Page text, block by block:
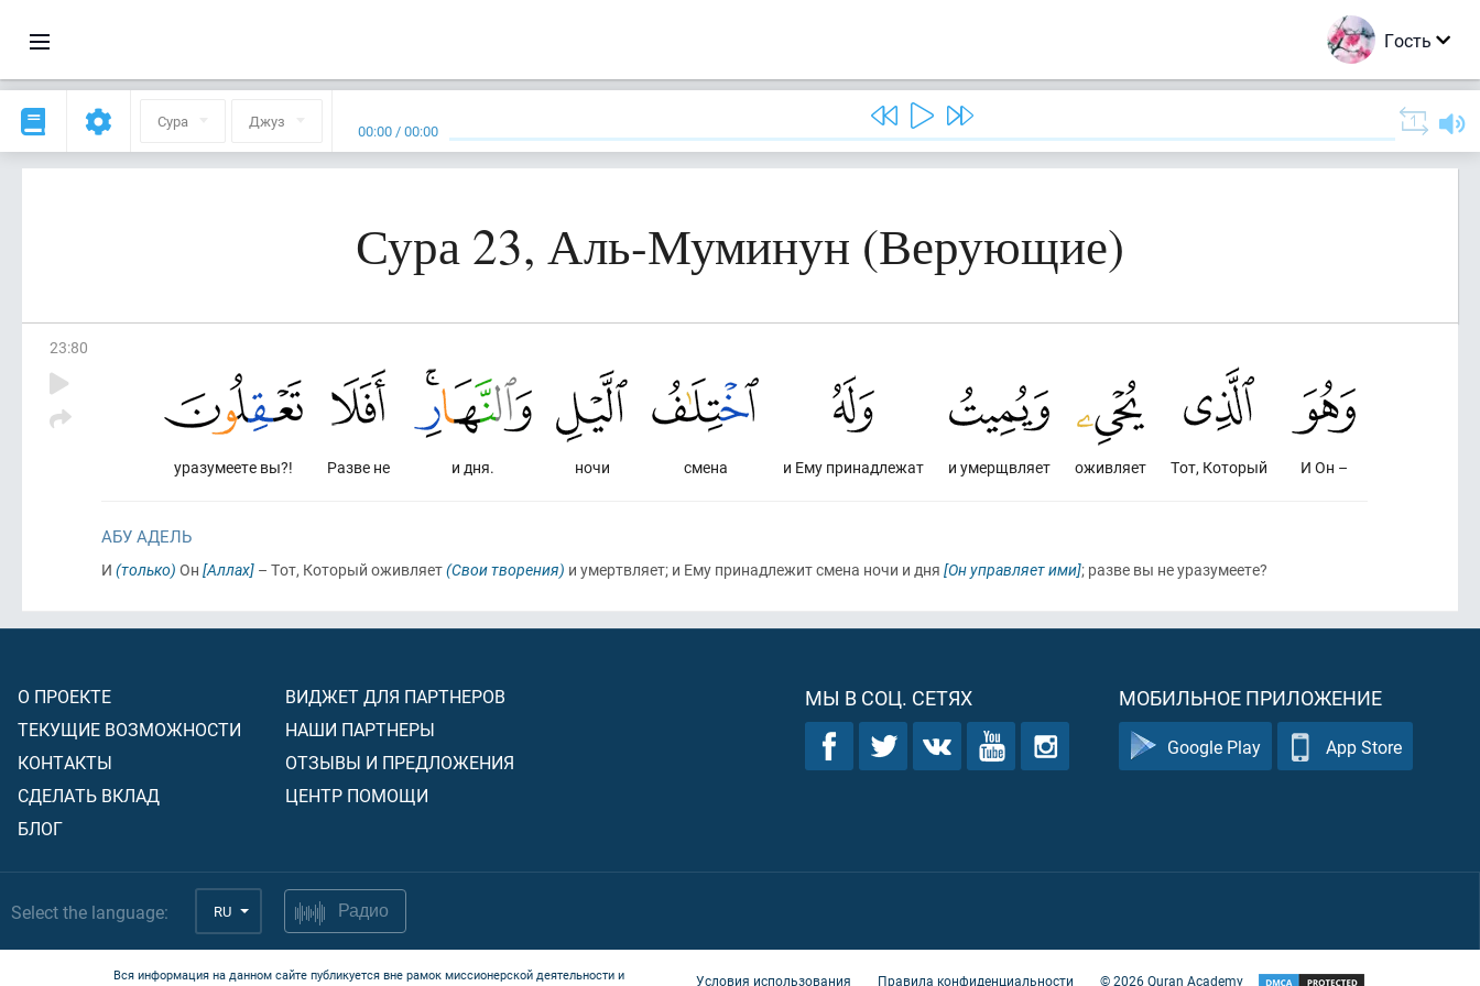
Гость
Сура Джуз 00:00 /00:00
Сура 23, Аль-Муминун (Верующие)
23:80
И Он –
Тот, Который
оживляет
и умерщвляет
и Ему принадлежат
смена
ночи
и дня.
Разве не
уразумеете вы?!
АБУ АДЕЛЬ
И (только) Он [Аллах] – Тот, Который оживляет(Свои творения) и умертвляет; и Ему принадлежит смена ночи и дня [Он управляет ими]; разве вы не уразумеете?
О ПРОЕКТЕ
ТЕКУЩИЕ ВОЗМОЖНОСТИ
КОНТАКТЫ
СДЕЛАТЬ ВКЛАД
БЛОГ
ВИДЖЕТ ДЛЯ ПАРТНЕРОВ
НАШИ ПАРТНЕРЫ
ОТЗЫВЫ И ПРЕДЛОЖЕНИЯ
ЦЕНТР ПОМОЩИ
МЫ В СОЦ. СЕТЯХ МОБИЛЬНОЕ ПРИЛОЖЕНИЕ
Google Play App Store
Select the language: RU Радио
Вся информация на данном сайте публикуется вне рамок миссионерской деятельности и
Условия использования Правила конфиденциальности ©2026Quran Academy